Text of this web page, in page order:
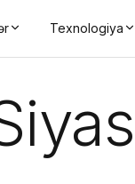
Texnologiya